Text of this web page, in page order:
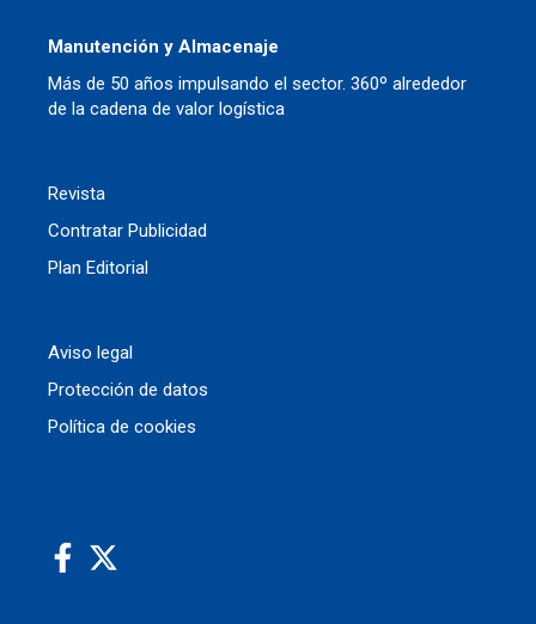
Manutención y Almacenaje
Más de 50 años impulsando el sector. 360º alrededor
de la cadena de valor logística
Revista
Contratar Publicidad
Plan Editorial
Aviso legal
Protección de datos
Política de cookies